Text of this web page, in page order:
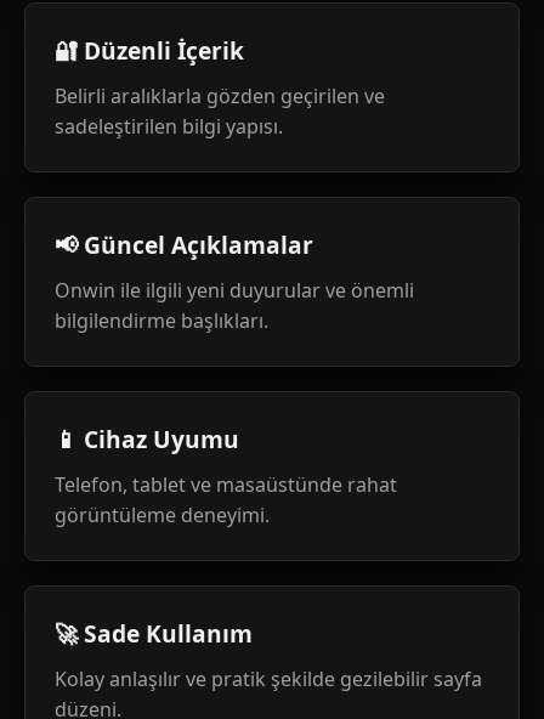
🔐 Düzenli İçerik
Belirli aralıklarla gözden geçirilen ve
sadeleştirilen bilgi yapısı.
📢 Güncel Açıklamalar
Onwin ile ilgili yeni duyurular ve önemli
bilgilendirme başlıkları.
📱 Cihaz Uyumu
Telefon, tablet ve masaüstünde rahat
görüntüleme deneyimi.
🚀 Sade Kullanım
Kolay anlaşılır ve pratik şekilde gezilebilir sayfa
düzeni.